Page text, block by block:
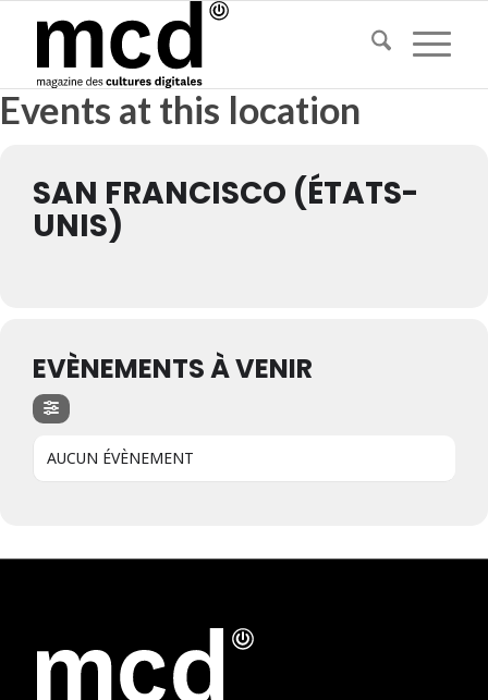
Events at this location
SAN FRANCISCO (ÉTATS-
UNIS)
EVÈNEMENTS À VENIR
AUCUN ÉVÈNEMENT